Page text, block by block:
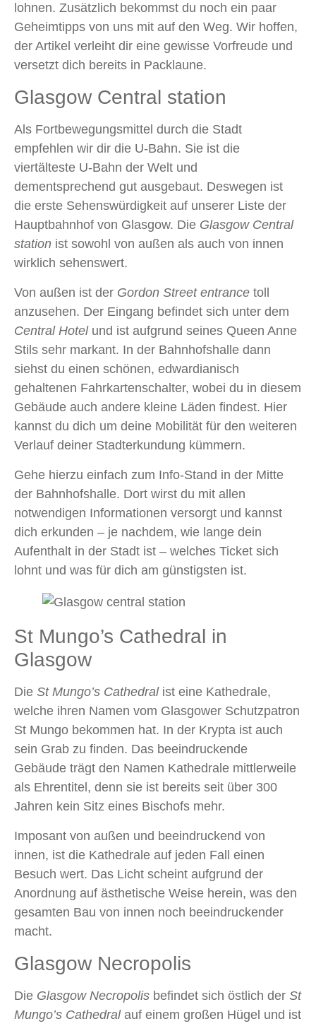
lohnen. Zusätzlich bekommst du noch ein paar
Geheimtipps von uns mit auf den Weg. Wir hoffen,
der Artikel verleiht dir eine gewisse Vorfreude und
versetzt dich bereits in Packlaune.
Glasgow Central station
Als Fortbewegungsmittel durch die Stadt
empfehlen wir dir die U-Bahn. Sie ist die
viertälteste U-Bahn der Welt und
dementsprechend gut ausgebaut. Deswegen ist
die erste Sehenswürdigkeit auf unserer Liste der
Hauptbahnhof von Glasgow. Die Glasgow Central
station ist sowohl von außen als auch von innen
wirklich sehenswert.
Von außen ist der Gordon Street entrance toll
anzusehen. Der Eingang befindet sich unter dem
Central Hotelund ist aufgrund seines Queen Anne
Stils sehr markant. In der Bahnhofshalle dann
siehst du einen schönen, edwardianisch
gehaltenen Fahrkartenschalter, wobei du in diesem
Gebäude auch andere kleine Läden findest. Hier
kannst du dich um deine Mobilität für den weiteren
Verlauf deiner Stadterkundung kümmern.
Gehe hierzu einfach zum Info-Stand in der Mitte
der Bahnhofshalle. Dort wirst du mit allen
notwendigen Informationen versorgt und kannst
dich erkunden – je nachdem, wie lange dein
Aufenthalt in der Stadt ist – welches Ticket sich
lohnt und was für dich am günstigsten ist.
St Mungo’s Cathedral in
Glasgow
Die St Mungo’s Cathedral ist eine Kathedrale,
welche ihren Namen vom Glasgower Schutzpatron
St Mungo bekommen hat. In der Krypta ist auch
sein Grab zu finden. Das beeindruckende
Gebäude trägt den Namen Kathedrale mittlerweile
als Ehrentitel, denn sie ist bereits seit über 300
Jahren kein Sitz eines Bischofs mehr.
Imposant von außen und beeindruckend von
innen, ist die Kathedrale auf jeden Fall einen
Besuch wert. Das Licht scheint aufgrund der
Anordnung auf ästhetische Weise herein, was den
gesamten Bau von innen noch beeindruckender
macht.
Glasgow Necropolis
Die Glasgow Necropolis befindet sich östlich der St
Mungo’s Cathedralauf einem großen Hügel und ist